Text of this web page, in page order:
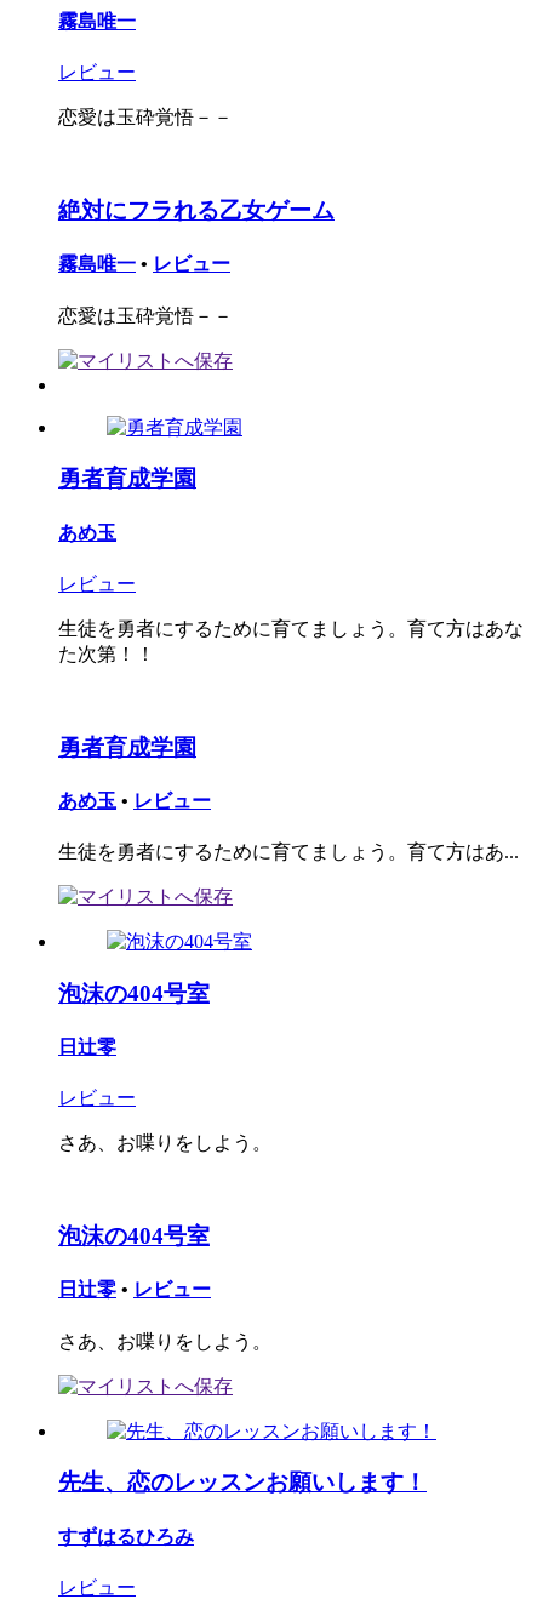
霧島唯一
レビュー
恋愛は玉砕覚悟－－
絶対にフラれる乙女ゲーム
霧島唯一 • レビュー
恋愛は玉砕覚悟－－
勇者育成学園
あめ玉
レビュー
生徒を勇者にするために育てましょう。育て方はあな
た次第！！
勇者育成学園
あめ玉 • レビュー
生徒を勇者にするために育てましょう。育て方はあ...
泡沫の404号室
日辻零
レビュー
さあ、お喋りをしよう。
泡沫の404号室
日辻零 • レビュー
さあ、お喋りをしよう。
先生、恋のレッスンお願いします！
すずはるひろみ
レビュー